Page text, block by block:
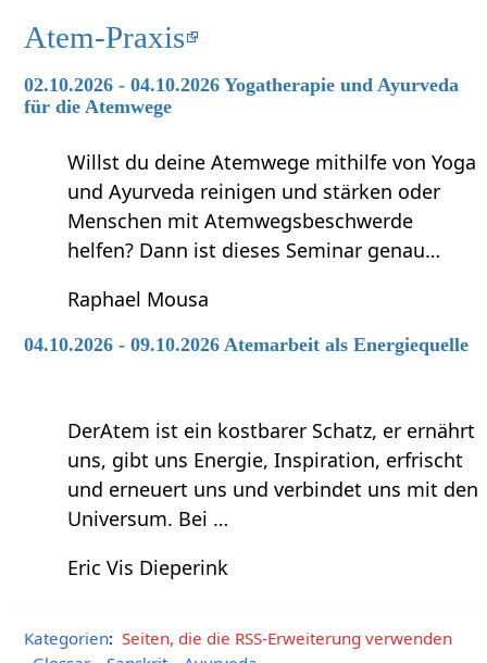
Atem-Praxis
02.10.2026 - 04.10.2026 Yogatherapie und Ayurveda
für die Atemwege
Willst du deine Atemwege mithilfe von Yoga
und Ayurveda reinigen und stärken oder
Menschen mit Atemwegsbeschwerde
helfen? Dann ist dieses Seminar genau…
Raphael Mousa
04.10.2026 - 09.10.2026 Atemarbeit als Energiequelle
DerAtem ist ein kostbarer Schatz, er ernährt
uns, gibt uns Energie, Inspiration, erfrischt
und erneuert uns und verbindet uns mit den
Universum. Bei …
Eric Vis Dieperink
Kategorien: Seiten, die die RSS-Erweiterung verwenden